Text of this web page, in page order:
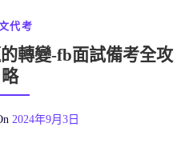
代考
轉變-fb面試備考全攻
略
2024年9月3日